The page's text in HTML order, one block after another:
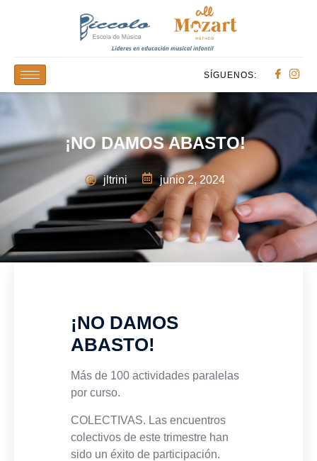
SÍGUENOS:
¡NO DAMOS ABASTO!
jltrini junio 2, 2024
¡NO DAMOS
ABASTO!
Más de 100 actividades paralelas
por curso.
COLECTIVAS. Las encuentros
colectivos de este trimestre han
sido un éxito de participación.